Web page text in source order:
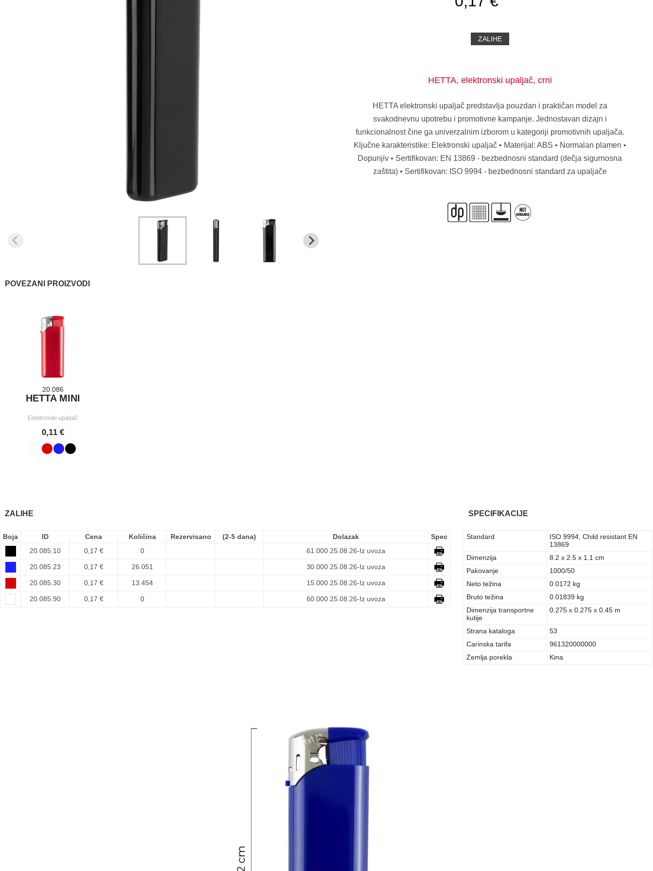
ZALIHE
HETTA, elektronski upaljač, crni
HETTA elektronski upaljač predstavlja pouzdan i praktičan model za
svakodnevnu upotrebu i promotivne kampanje. Jednostavan dizajn i
funkcionalnost čine ga univerzalnim izborom u kategoriji promotivnih upaljača.
Ključne karakteristike: Elektronski upaljač • Materijal: ABS • Normalan plamen •
Dopunjiv • Sertifikovan: EN 13869 - bezbednosni standard (dečja sigurnosna
zaštita) • Sertifikovan: ISO 9994 - bezbednosni standard za upaljače
POVEZANI PROIZVODI
20.086
HETTA MINI
Elektronski upaljač
0,11 €
ZALIHE
Boja ID Cena Količina Rezervisano (2-5 dana) Dolazak
Spec
20.085.10
0,17 € 0 61.000 25.08.26-Iz uvoza
20.085.23 0,17 € 26.051 30.000 25.08.26-Iz uvoza
20.085.30 0,17 € 13.454 15.000 25.08.26-Iz uvoza
20.085.90 0,17 € 0 60.000 25.08.26-Iz uvoza
SPECIFIKACIJE
Standard
ISO 9994, Child resistant EN
13869
Dimenzija
8.2 x 2.5 x 1.1 cm
Pakovanje
1000/50
Neto težina
0.0172 kg
Bruto težina
0.01839 kg
Dimenzija transportne
kutije
0.275 x 0.275 x 0.45 m
Strana kataloga
53
Carinska tarifa
961320000000
Zemlja porekla
Kina